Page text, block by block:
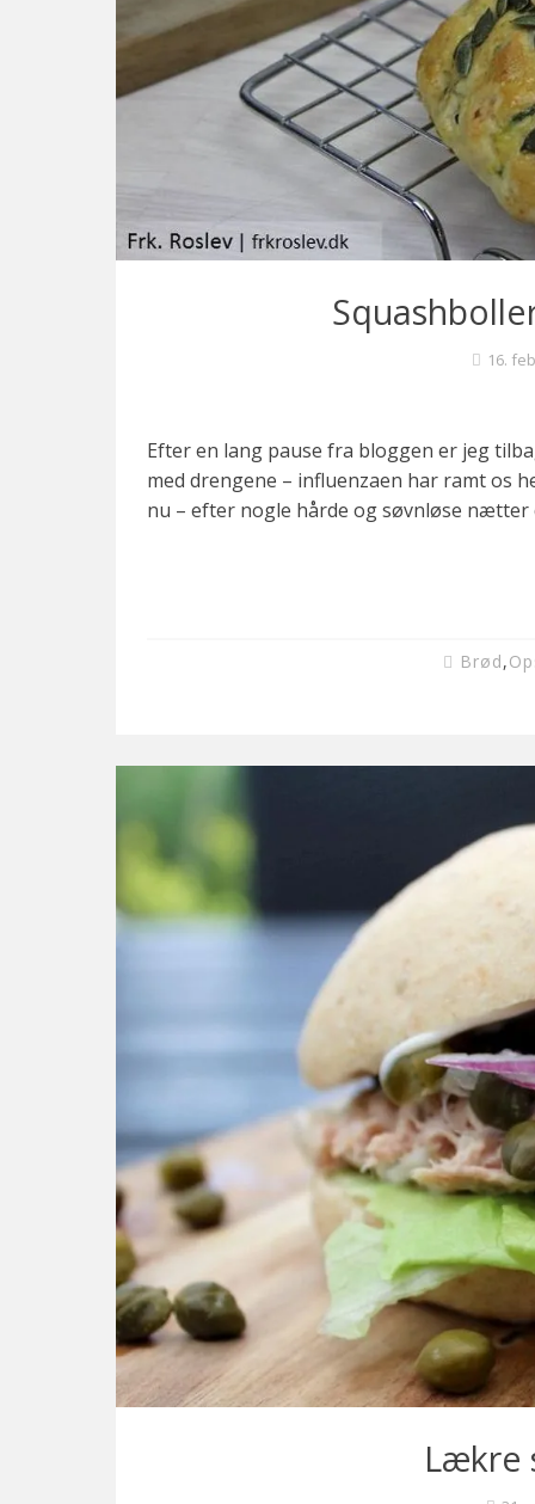
16.
Efter en lang pause fra bloggen er jeg
med drengene – influenzaen har ramt os
nu – efter nogle hårde og søvnløse nætter
Brød,
Lækre